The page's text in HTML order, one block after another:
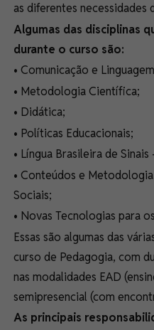
as diferentes necessidades
Algumas das disciplinas
durante o curso são:
• Comunicação e
• Metodologia Científica;
• Didática;
• Políticas Educacionais;
• Língua Brasileira de Sinais
• Conteúdos e
Sociais;
• Novas Tecnologias para
Essas são algumas das
curso de Pedagogia, com
nas modalidades EAD
semipresencial (com
As principais